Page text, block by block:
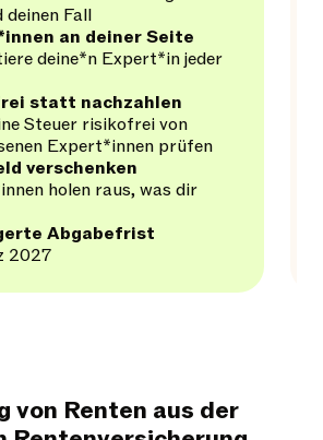
deinen Fall
an deiner Seite
deine*n Expert*in jeder
statt nachzahlen
Steuer risikofrei von
Expert*innen prüfen
verschenken
holen raus, was dir
Abgabefrist
2027
von Renten aus der